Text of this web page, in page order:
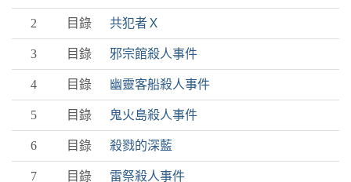
2 目錄 共犯者Ｘ
3 目錄 邪宗館殺人事件
4 目錄 幽靈客船殺人事件
5 目錄 鬼火島殺人事件
6 目錄 殺戮的深藍
7 目錄 雷祭殺人事件